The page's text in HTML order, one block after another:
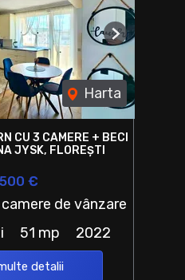
Harta
Next
CU 3 CAMERE + BECI
JYSK, FLOREȘTI
€
de vânzare
51 mp 2022
detalii